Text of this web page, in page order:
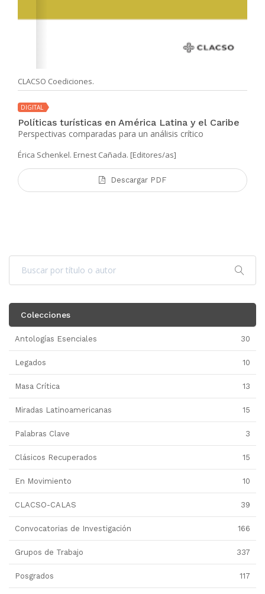
CLACSO Coediciones.
DIGITAL
Políticas turísticas en América Latina y el Caribe
Perspectivas comparadas para un análisis crítico
Érica Schenkel. Ernest Cañada. [Editores/as]
Descargar PDF
Colecciones
Antologías Esenciales 30
Legados 10
Masa Crítica 13
Miradas Latinoamericanas 15
Palabras Clave 3
Clásicos Recuperados 15
En Movimiento 10
CLACSO-CALAS 39
Convocatorias de Investigación 166
Grupos de Trabajo 337
Posgrados 117